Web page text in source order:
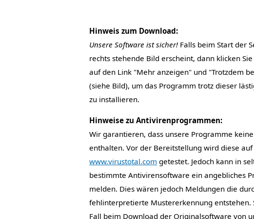
Hinweis zum Download:
Unsere Software ist sicher! Falls beim Start der
rechts stehende Bild erscheint, dann klicken
auf den Link "Mehr anzeigen" und "Trotzdem
(siehe Bild), um das Programm trotz dieser
zu installieren.
Hinweise zu Antivirenprogrammen:
Wir garantieren, dass unsere Programme
enthalten. Vor der Bereitstellung wird diese auf
www.virustotal.com getestet. Jedoch kann in
bestimmte Antivirensoftware ein angebliches
melden. Dies wären jedoch Meldungen die
fehlinterpretierte Mustererkennung entstehen.
Fall beim Download der Originalsoftware von